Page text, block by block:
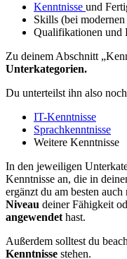
Kenntnisse und
Skills (bei
Qualifikationen und
Zu deinem Abschnitt
Unterkategorien.
Du unterteilst ihn also
IT-Kenntnisse
Sprachkenntnisse
Weitere Kenntnisse
In den jeweiligen
Kenntnisse an, die in
ergänzt du am besten
Niveau deiner Fähigkeit
angewendethast.
Außerdem solltest du
Kenntnisse stehen.